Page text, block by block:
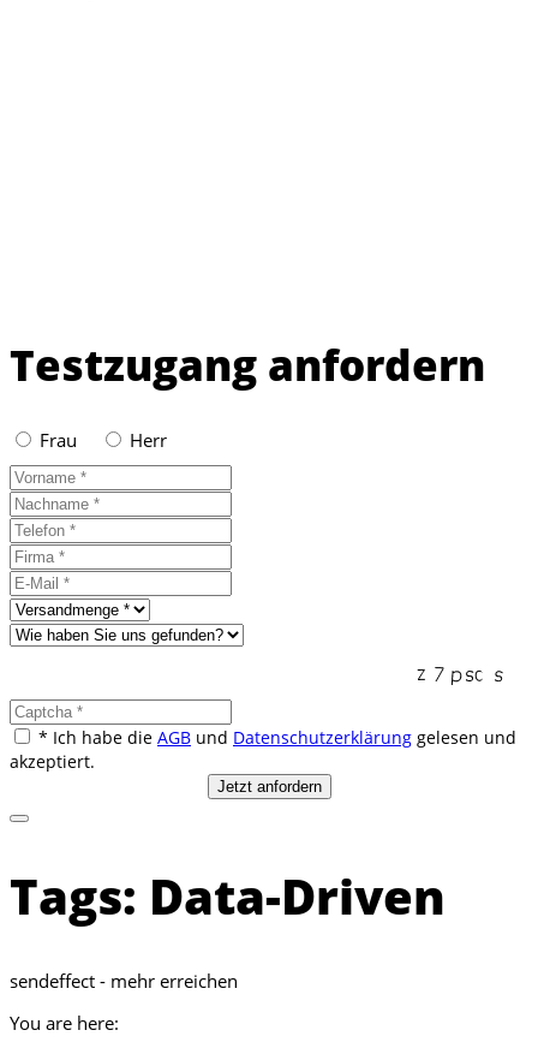
Testzugang anfordern
Frau Herr
* Ich habe die AGB und Datenschutzerklärung gelesen und
akzeptiert.
Tags: Data-Driven
sendeffect - mehr erreichen
You are here: